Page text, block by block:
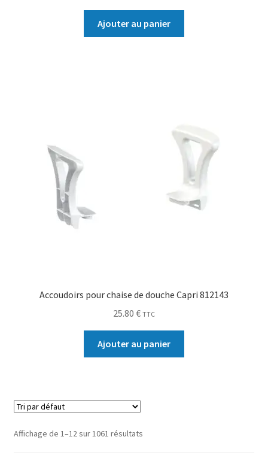
Ajouter au panier
Accoudoirs pour chaise de douche Capri 812143
25.80 € TTC
Ajouter au panier
Affichage de 1–12 sur 1061 résultats